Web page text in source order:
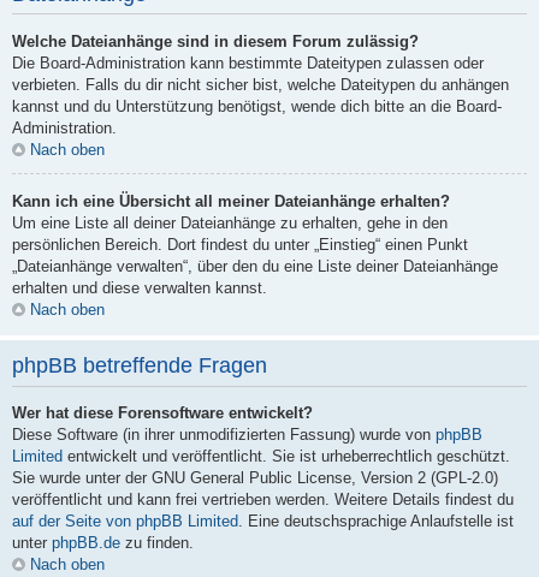
Welche Dateianhänge sind in diesem Forum zulässig?
Die Board-Administration kann bestimmte Dateitypen zulassen oder
verbieten. Falls du dir nicht sicher bist, welche Dateitypen du anhängen
kannst und du Unterstützung benötigst, wende dich bitte an die Board-
Administration.
Nach oben
Kann ich eine Übersicht all meiner Dateianhänge erhalten?
Um eine Liste all deiner Dateianhänge zu erhalten, gehe in den
persönlichen Bereich. Dort findest du unter „Einstieg“ einen Punkt
„Dateianhänge verwalten“, über den du eine Liste deiner Dateianhänge
erhalten und diese verwalten kannst.
Nach oben
phpBB betreffende Fragen
Wer hat diese Forensoftware entwickelt?
Diese Software (in ihrer unmodifizierten Fassung) wurde von phpBB
Limited entwickelt und veröffentlicht. Sie ist urheberrechtlich geschützt.
Sie wurde unter der GNU General Public License, Version 2 (GPL-2.0)
veröffentlicht und kann frei vertrieben werden. Weitere Details findest du
auf der Seite von phpBB Limited. Eine deutschsprachige Anlaufstelle ist
unter phpBB.de zu finden.
Nach oben